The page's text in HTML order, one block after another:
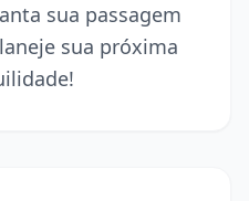
sua passagem
sua próxima